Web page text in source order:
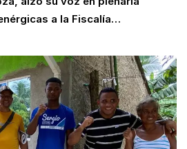
a la Fiscalía…